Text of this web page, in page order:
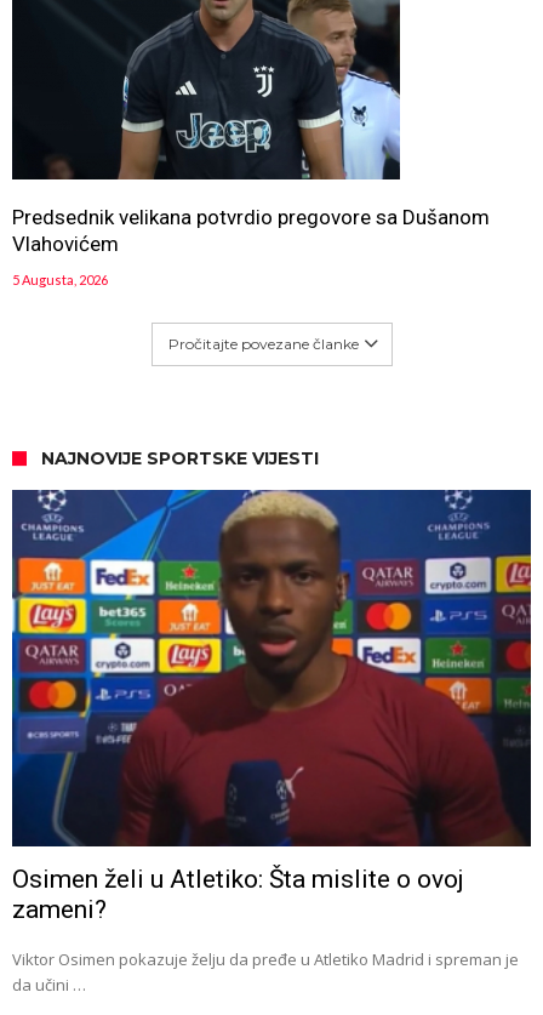
Predsednik velikana potvrdio pregovore sa Dušanom
Vlahovićem
5 Augusta, 2026
Pročitajte povezane članke
NAJNOVIJE SPORTSKE VIJESTI
Osimen želi u Atletiko: Šta mislite o ovoj
zameni?
Viktor Osimen pokazuje želju da pređe u Atletiko Madrid i spreman je
da učini …